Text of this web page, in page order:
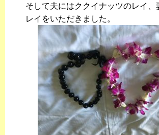
そして夫にはククイナッツのレイ、
レイをいただきました。